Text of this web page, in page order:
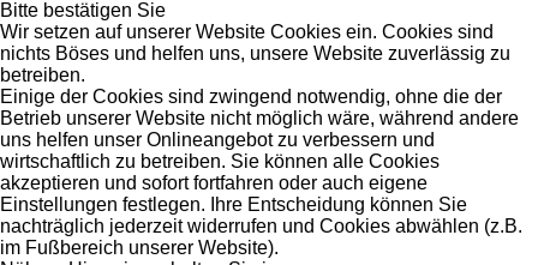
Bitte bestätigen Sie
Wir setzen auf unserer Website Cookies ein. Cookies sind
nichts Böses und helfen uns, unsere Website zuverlässig zu
betreiben.
Einige der Cookies sind zwingend notwendig, ohne die der
Betrieb unserer Website nicht möglich wäre, während andere
uns helfen unser Onlineangebot zu verbessern und
wirtschaftlich zu betreiben. Sie können alle Cookies
akzeptieren und sofort fortfahren oder auch eigene
Einstellungen festlegen. Ihre Entscheidung können Sie
nachträglich jederzeit widerrufen und Cookies abwählen (z.B.
im Fußbereich unserer Website).